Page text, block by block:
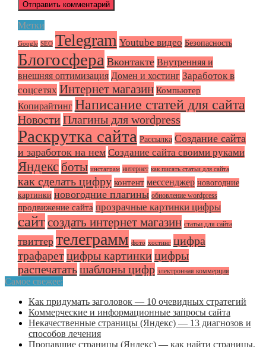
Метки
Google SEO Telegram Youtube видео Безопасность
Блогосфера Вконтакте Внутренняя и
внешняя оптимизация Домен и хостинг Заработок в
соцсетях Интернет магазин Компьютер
Копирайтинг Написание статей для сайта
Новости Плагины для wordpress
Раскрутка сайта Рассылка Создание сайта
и заработок на нем Создание сайта своими руками
Яндекс боты инстаграм интернет как писать статьи для сайта
как сделать цифру контент мессенджер новогодние
картинки новогодние плагины обновление wordpress
продвижение сайта прозрачные картинки цифры
сайтсоздать интернет магазин статьи для сайта
твиттер телеграмм фото хостинг цифра
трафарет цифры картинки цифры
распечатать шаблоны цифр электронная коммерция
Самое свежее:
Как придумать заголовок — 10 очевидных стратегий
Коммерческие и информационные запросы сайта
Некачественные страницы (Яндекс) — 13 диагнозов и
способов лечения
Пропавшие страницы (Яндекс) — как найти страницы,